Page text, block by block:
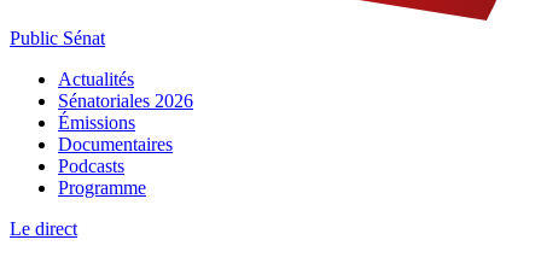
Public Sénat
Actualités
Sénatoriales 2026
Émissions
Documentaires
Podcasts
Programme
Le direct